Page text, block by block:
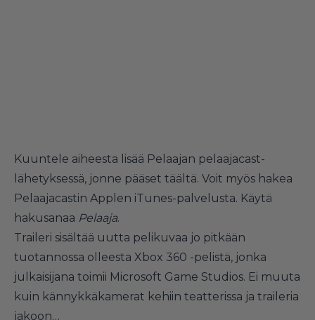
Kuuntele aiheesta lisää Pelaajan pelaajacast-
lähetyksessä, jonne pääset täältä. Voit myös hakea
Pelaajacastin Applen iTunes-palvelusta. Käytä
hakusanaa Pelaaja.
Traileri sisältää uutta pelikuvaa jo pitkään
tuotannossa olleesta Xbox 360 -pelistä, jonka
julkaisijana toimii Microsoft Game Studios. Ei muuta
kuin kännykkäkamerat kehiin teatterissa ja traileria
jakoon…